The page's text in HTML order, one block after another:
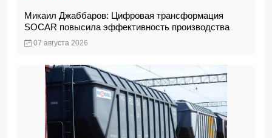
Микаил Джаббаров: Цифровая трансформация
SOCAR повысила эффективность производства
07 августа 2026